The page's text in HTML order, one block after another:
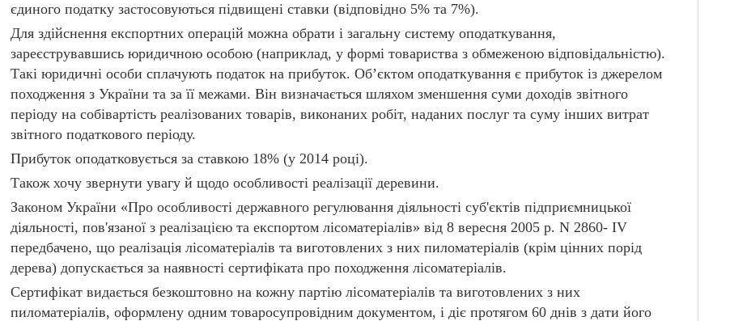
єдиного податку застосовуються підвищені ставки (відповідно 5% та 7%).
Для здійснення експортних операцій можна обрати і загальну систему оподаткування,
зареєструвавшись юридичною особою (наприклад, у формі товариства з обмеженою відповідальністю).
Такі юридичні особи сплачують податок на прибуток. Об’єктом оподаткування є прибуток із джерелом
походження з України та за її межами. Він визначається шляхом зменшення суми доходів звітного
періоду на собівартість реалізованих товарів, виконаних робіт, наданих послуг та суму інших витрат
звітного податкового періоду.
Прибуток оподатковується за ставкою 18% (у 2014 році).
Також хочу звернути увагу й щодо особливості реалізації деревини.
Законом України «Про особливості державного регулювання діяльності суб'єктів підприємницької
діяльності, пов'язаної з реалізацією та експортом лісоматеріалів» від 8 вересня 2005 р. N 2860- ІV
передбачено, що реалізація лісоматеріалів та виготовлених з них пиломатеріалів (крім цінних порід
дерева) допускається за наявності сертифіката про походження лісоматеріалів.
Сертифікат видається безкоштовно на кожну партію лісоматеріалів та виготовлених з них
пиломатеріалів, оформлену одним товаросупровідним документом, і діє протягом 60 днів з дати його